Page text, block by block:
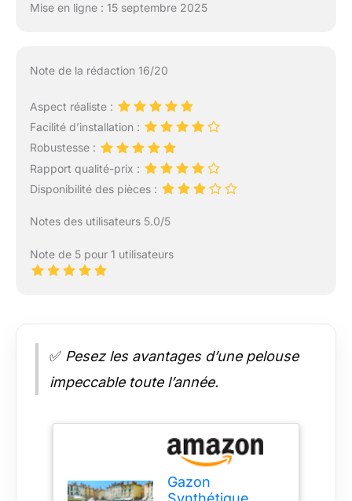
Mise en ligne : 15 septembre 2025
Note de la rédaction 16/20
Aspect réaliste :
Facilité d’installation :
Robustesse :
Rapport qualité-prix :
Disponibilité des pièces :
Notes des utilisateurs 5.0/5
Note de 5 pour 1 utilisateurs
✅ Pesez les avantages d’une pelouse
impeccable toute l’année.
Gazon